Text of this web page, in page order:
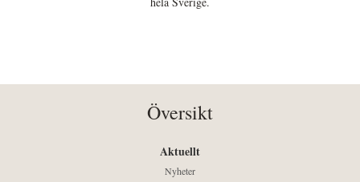
Översikt
Aktuellt
Nyheter